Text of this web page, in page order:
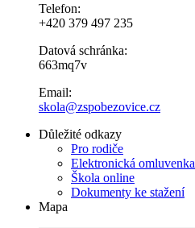
Telefon:
+420 379 497 235
Datová schránka:
663mq7v
Email:
skola@zspobezovice.cz
Důležité odkazy
Pro rodiče
Elektronická omluvenka
Škola online
Dokumenty ke stažení
Mapa